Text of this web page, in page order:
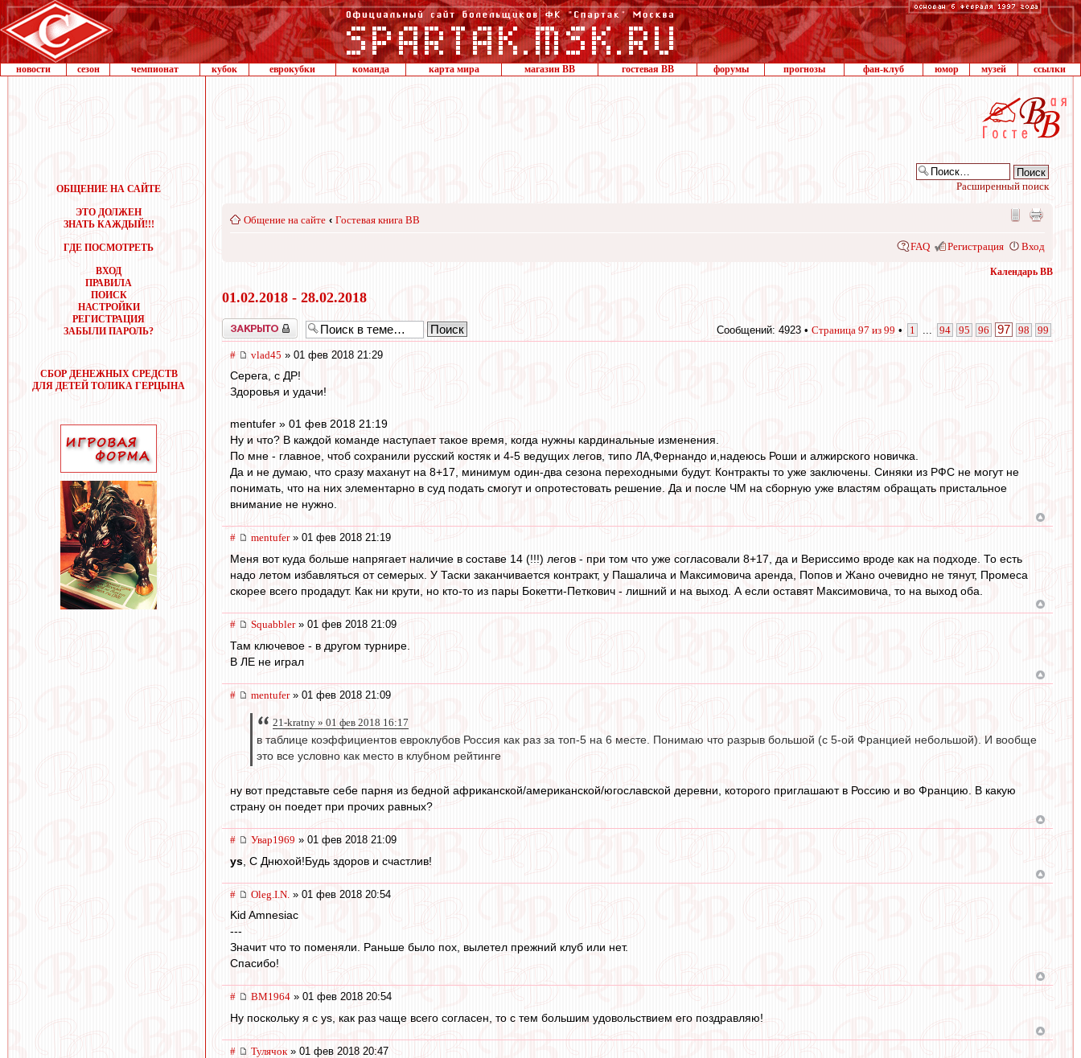
новости сезон чемпионат кубок еврокубки команда карта мира магазин ВВ гостевая ВВ форумы прогнозы фан-клуб юмор музей ссылки
ОБЩЕНИЕ НА САЙТЕ
ЭТО ДОЛЖЕН
ЗНАТЬ КАЖДЫЙ!!!
ГДЕ ПОСМОТРЕТЬ
ВХОД
ПРАВИЛА
ПОИСК
НАСТРОЙКИ
РЕГИСТРАЦИЯ
ЗАБЫЛИ ПАРОЛЬ?
СБОР ДЕНЕЖНЫХ СРЕДСТВ
ДЛЯ ДЕТЕЙ ТОЛИКА ГЕРЦЫНА
Расширенный поиск
Общение на сайте ‹ Гостевая книга ВВ
FAQ Регистрация Вход
Календарь ВВ
01.02.2018 - 28.02.2018
Закрыто Сообщений: 4923 • Страница 97 из 99 • 1 94 95 96 97 98 99
# vlad45 » 01 фев 2018 21:29
Серега, с ДР!
Здоровья и удачи!
mentufer » 01 фев 2018 21:19
Ну и что? В каждой команде наступает такое время, когда нужны кардинальные изменения.
По мне - главное, чтоб сохранили русский костяк и 4-5 ведущих легов, типо ЛА,Фернандо и,надеюсь Роши и алжирского новичка.
Да и не думаю, что сразу маханут на 8+17, минимум один-два сезона переходными будут. Контракты то уже заключены. Синяки из РФС не могут не
понимать, что на них элементарно в суд подать смогут и опротестовать решение. Да и после ЧМ на сборную уже властям обращать пристальное
внимание не нужно.
# mentufer» 01 фев 2018 21:19
Меня вот куда больше напрягает наличие в составе 14 (!!!) легов - при том что уже согласовали 8+17, да и Вериссимо вроде как на подходе. То есть
надо летом избавляться от семерых. У Таски заканчивается контракт, у Пашалича и Максимовича аренда, Попов и Жано очевидно не тянут, Промеса
скорее всего продадут. Как ни крути, но кто-то из пары Бокетти-Петкович - лишний и на выход. А если оставят Максимовича, то на выход оба.
# Squabbler» 01 фев 2018 21:09
Там ключевое - в другом турнире.
В ЛЕ не играл
# mentufer» 01 фев 2018 21:09
21-kratny » 01 фев 2018 16:17
в таблице коэффициентов евроклубов Россия как раз за топ-5 на 6 месте. Понимаю что разрыв большой (с 5-ой Францией небольшой). И вообще
это все условно как место в клубном рейтинге
ну вот представьте себе парня из бедной африканской/американской/югославской деревни, которого приглашают в Россию и во Францию. В какую
страну он поедет при прочих равных?
# Увар1969 » 01 фев 2018 21:09
ys , С Днюхой!Будь здоров и счастлив!
# Oleg.I.N. » 01 фев 2018 20:54
Kid Amnesiac
---
Значит что то поменяли. Раньше было пох, вылетел прежний клуб или нет.
Спасибо!
# BM1964 » 01 фев 2018 20:54
Ну поскольку я с ys, как раз чаще всего согласен, то с тем большим удовольствием его поздравляю!
# Тулячок » 01 фев 2018 20:47